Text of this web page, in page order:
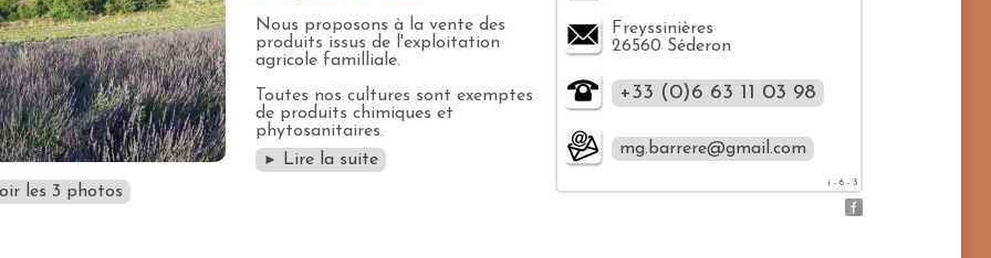
les 3 photos
Nous proposons à la vente des
produits issus de l'exploitation
agricole familliale.
Toutes nos cultures sont exemptes
de produits chimiques et
phytosanitaires.
► Lire la suite
Freyssinières
26560 Séderon
+33 (0)6 63 11 03 98
mg.barrere@gmail.com
i - 6 - 3